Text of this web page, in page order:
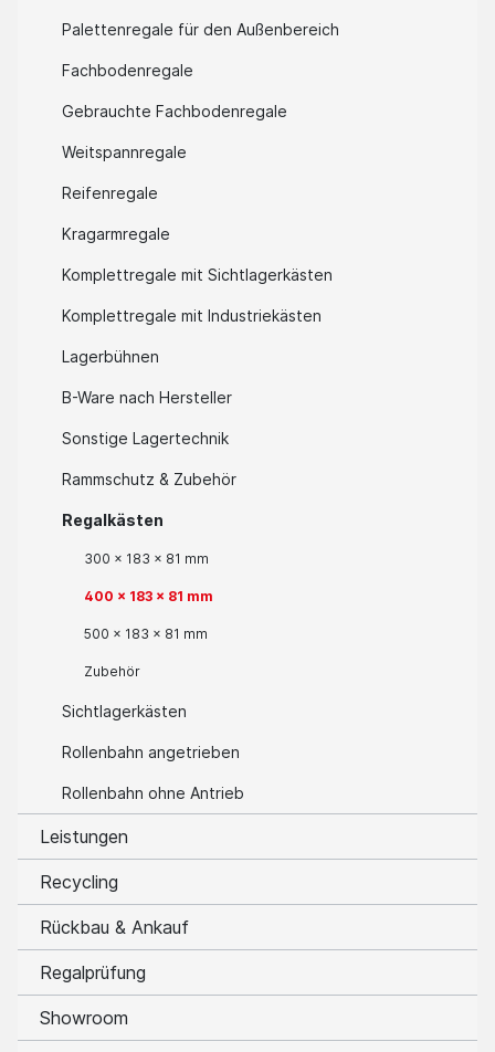
Palettenregale für den Außenbereich
Fachbodenregale
Gebrauchte Fachbodenregale
Weitspannregale
Reifenregale
Kragarmregale
Komplettregale mit Sichtlagerkästen
Komplettregale mit Industriekästen
Lagerbühnen
B-Ware nach Hersteller
Sonstige Lagertechnik
Rammschutz & Zubehör
Regalkästen
300 x 183 x 81 mm
400 x 183 x 81 mm
500 x 183 x 81 mm
Zubehör
Sichtlagerkästen
Rollenbahn angetrieben
Rollenbahn ohne Antrieb
Leistungen
Recycling
Rückbau & Ankauf
Regalprüfung
Showroom